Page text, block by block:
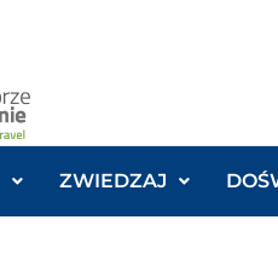
ZWIEDZAJ